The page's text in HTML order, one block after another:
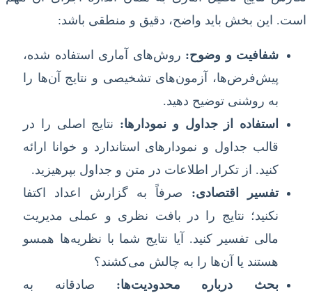
است. این بخش باید واضح، دقیق و منطقی باشد:
شفافیت و وضوح: روش‌های آماری استفاده شده،
پیش‌فرض‌ها، آزمون‌های تشخیصی و نتایج آن‌ها را
به روشنی توضیح دهید.
استفاده از جداول و نمودارها: نتایج اصلی را در
قالب جداول و نمودارهای استاندارد و خوانا ارائه
کنید. از تکرار اطلاعات در متن و جداول بپرهیزید.
تفسیر اقتصادی: صرفاً به گزارش اعداد اکتفا
نکنید؛ نتایج را در بافت نظری و عملی مدیریت
مالی تفسیر کنید. آیا نتایج شما با نظریه‌ها همسو
هستند یا آن‌ها را به چالش می‌کشند؟
بحث درباره محدودیت‌ها: صادقانه به